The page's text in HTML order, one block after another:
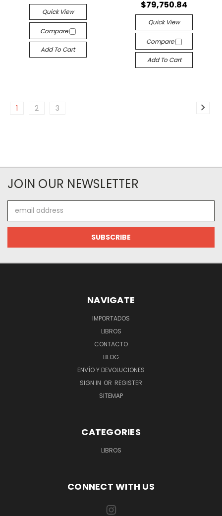
Quick View
Compare
Add To Cart
$79,750.84
Quick View
Compare
Add To Cart
1 2 3
JOIN OUR NEWSLETTER
Address
NAVIGATE
IMPORTADOS
LIBROS
CONTACTO
BLOG
ENVÍO Y DEVOLUCIONES
SIGN IN OR REGISTER
SITEMAP
CATEGORIES
LIBROS
CONNECT WITH US